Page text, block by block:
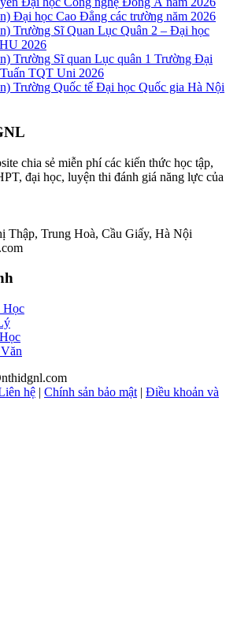
Đại học Cao Đẳng các trường năm 2026
Trường Sĩ Quan Lục Quân 2 – Đại học
2026
Trường Sĩ quan Lục quân 1 Trường Đại
TQT Uni 2026
Trường Quốc tế Đại học Quốc gia Hà Nội
chia sẻ miễn phí các kiến thức học tập,
đại học, luyện thi đánh giá năng lực của
Thập, Trung Hoà, Cầu Giấy, Hà Nội
Học
hệ | Chính sản bảo mật | Điều khoản và